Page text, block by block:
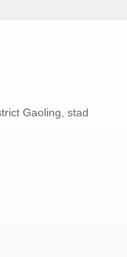
Gaoling, stad